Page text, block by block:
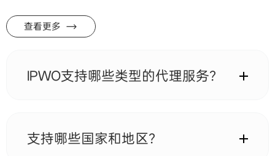
查看更多
IPWO支持哪些类型的代理服务？
求。
支持哪些国家和地区？